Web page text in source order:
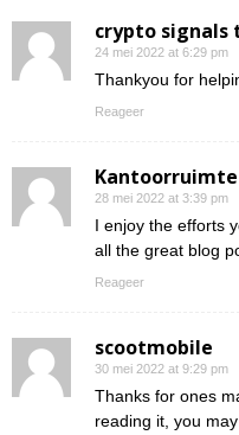
crypto signals
24 mei 2022 at 6:29 pm
Thankyou for
Reageer
Kantoorruimte
28 mei 2022 at 3:39 pm
I enjoy the efforts
all the great blog
Reageer
scootmobile
30 mei 2022 at 9:29 pm
Thanks for ones
reading it, you